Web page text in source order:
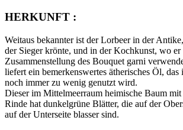
HERKUNFT :
Weitaus bekannter ist der Lorbeer in der
der Sieger krönte, und in der Kochkunst, wo er
Zusammenstellung des Bouquet garni
liefert ein bemerkenswertes ätherisches Öl,
noch immer zu wenig genutzt wird.
Dieser im Mittelmeerraum heimische Baum
Rinde hat dunkelgrüne Blätter, die auf der
auf der Unterseite blasser sind.